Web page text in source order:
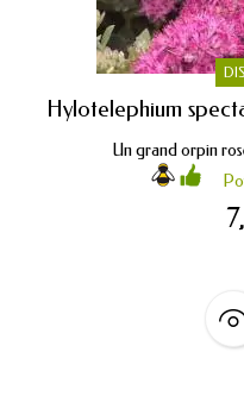
Hylotelephium
Un grand orpin